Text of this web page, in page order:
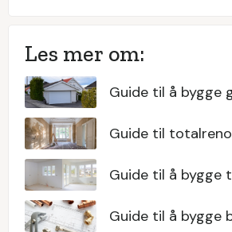
Les mer om:
Guide til å bygge
Guide til
Guide til å bygge
Guide til å bygge